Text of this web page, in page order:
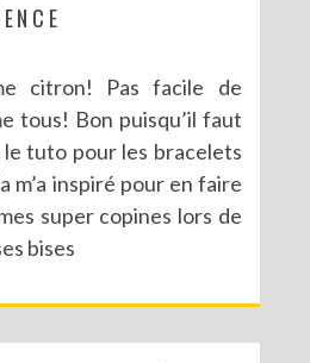
POUR DE NOUVELLES (EN)VIES
citron! Pas facile de
tous! Bon puisqu’il faut
tuto pour les bracelets
m’a inspiré pour en faire
super copines lors de
bises